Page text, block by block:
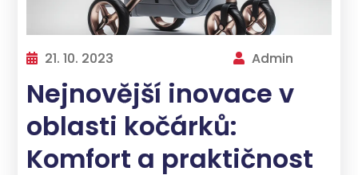
21. 10. 2023 Admin
Nejnovější inovace v
oblasti kočárků:
Komfort a praktičnost